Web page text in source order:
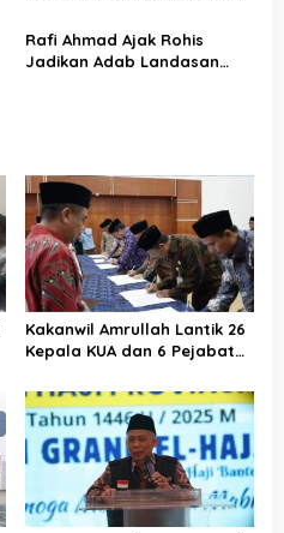
Januari 2026
Rafi Ahmad Ajak Rohis
Jadikan Adab Landasan
Kakanwil Amrullah Lantik 26
Kepala KUA dan 6 Pejabat
Haji dan Umrah